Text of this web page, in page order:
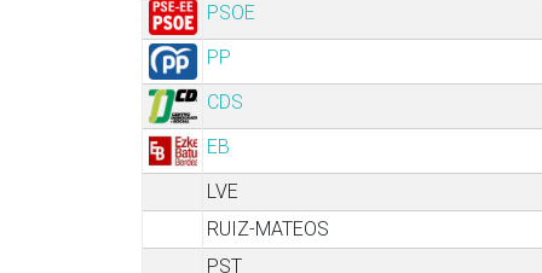
PSOE
PP
CDS
EB
LVE
RUIZ-MATEOS
PST